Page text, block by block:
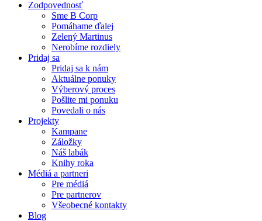
Zodpovednosť
Sme B Corp
Pomáhame ďalej
Zelený Martinus
Nerobíme rozdiely
Pridaj sa
Pridaj sa k nám
Aktuálne ponuky
Výberový proces
Pošlite mi ponuku
Povedali o nás
Projekty
Kampane
Záložky
Náš labák
Knihy roka
Médiá a partneri
Pre médiá
Pre partnerov
Všeobecné kontakty
Blog